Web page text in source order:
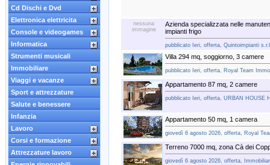
Cd Dischi e Dvd
Elettronica elettricita
Console e videogames
Informatica
Strumenti musicali
Immobiliare
Viaggi e vacanze
Sport e attrezzature
Salute e benessere
Infanzia
Lavoro
Corsi e formazione
Attrezzature lavoro
nessuna
immagine
Azienda specializzata nelle
impianti frigo
pubblicato Ieri, offerta, Quintoimpianti
Villa 294 mq, soggiorno, 3 camere
pubblicato Ieri, offerta, Royal Team
Appartamento 87 mq, 2 camere
pubblicato Ieri, offerta, URBAN HOUSE
Appartamento 50 mq, 1 camera
giovedì 6 agosto 2026, offerta, Royal
Terreno 7000 mq, zona Cà dei
giovedì 6 agosto 2026, offerta,